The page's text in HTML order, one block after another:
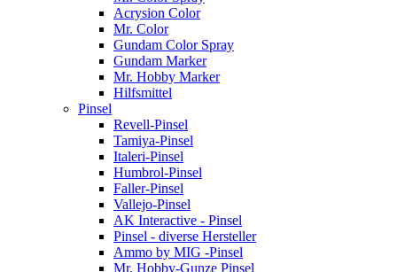
Acrysion Color
Mr. Color
Gundam Color Spray
Gundam Marker
Mr. Hobby Marker
Hilfsmittel
Pinsel
Revell-Pinsel
Tamiya-Pinsel
Italeri-Pinsel
Humbrol-Pinsel
Faller-Pinsel
Vallejo-Pinsel
AK Interactive - Pinsel
Pinsel - diverse Hersteller
Ammo by MIG -Pinsel
Mr. Hobby-Gunze Pinsel